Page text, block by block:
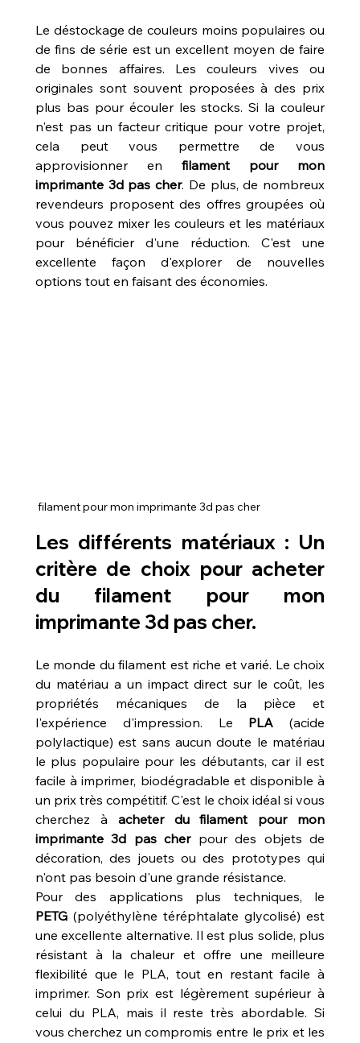
Le déstockage de couleurs moins populaires ou
de fins de série est un excellent moyen de faire
de bonnes affaires. Les couleurs vives ou
originales sont souvent proposées à des prix
plus bas pour écouler les stocks. Si la couleur
n'est pas un facteur critique pour votre projet,
cela peut vous permettre de vous
approvisionner en filament pour mon
imprimante 3d pas cher. De plus, de nombreux
revendeurs proposent des offres groupées où
vous pouvez mixer les couleurs et les matériaux
pour bénéficier d'une réduction. C'est une
excellente façon d'explorer de nouvelles
options tout en faisant des économies.
filament pour mon imprimante 3d pas cher
Les différents matériaux : Un
critère de choix pour acheter
du filament pour mon
imprimante 3d pas cher.
Le monde du filament est riche et varié. Le choix
du matériau a un impact direct sur le coût, les
propriétés mécaniques de la pièce et
l'expérience d'impression. Le PLA (acide
polylactique) est sans aucun doute le matériau
le plus populaire pour les débutants, car il est
facile à imprimer, biodégradable et disponible à
un prix très compétitif. C'est le choix idéal si vous
cherchez à acheter du filament pour mon
imprimante 3d pas cher pour des objets de
décoration, des jouets ou des prototypes qui
n'ont pas besoin d'une grande résistance.
PETG (polyéthylène téréphtalate glycolisé) est
une excellente alternative. Il est plus solide, plus
résistant à la chaleur et offre une meilleure
flexibilité que le PLA, tout en restant facile à
imprimer. Son prix est légèrement supérieur à
celui du PLA, mais il reste très abordable. Si
vous cherchez un compromis entre le prix et les